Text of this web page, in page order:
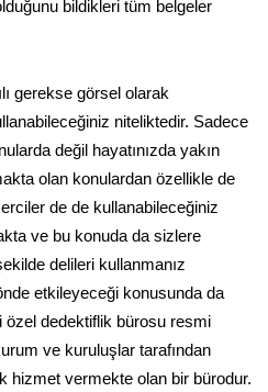
bildikleri tüm belgeler
gerekse görsel olarak
niteliktedir. Sadece
değil hayatınızda yakın
olan konulardan özellikle de
de de kullanabileceğiniz
ve bu konuda da sizlere
delileri kullanmanız
etkileyeceği konusunda da
özel dedektiflik bürosu resmi
ve kuruluşlar tarafından
hizmet vermekte olan bir bürodur.